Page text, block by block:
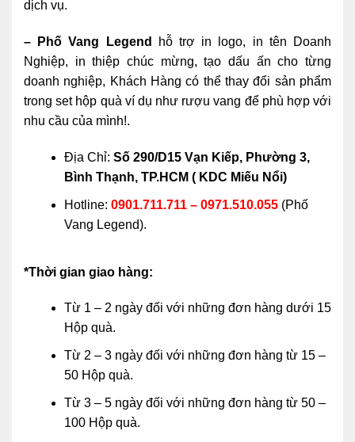
dịch vụ.
– Phố Vang Legend
hỗ trợ in logo, in tên Doanh
Nghiệp, in thiệp chúc mừng, tạo dấu ấn cho từng
doanh nghiệp, Khách Hàng có thể thay đổi sản phẩm
trong set hộp quà ví dụ như rượu vang để phù hợp với
nhu cầu của mình!.
Địa Chỉ: Số 290/D15 Vạn Kiếp, Phường 3,
Bình Thạnh, TP.HCM ( KDC Miếu Nổi)
Hotline: 0901.711.711 – 0971.510.055(Phố
Vang Legend).
*Thời gian giao hàng:
Từ 1 – 2 ngày đối với những đơn hàng dưới 15
Hộp quà.
Từ 2 – 3 ngày đối với những đơn hàng từ 15 –
50 Hộp quà.
Từ 3 – 5 ngày đối với những đơn hàng từ 50 –
100 Hộp quà.